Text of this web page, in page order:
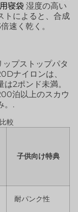
寝袋 湿度の高い
トによると、合成
速く乾く。
プストップパタ
ナイロンは、
2ポンド未満。
泊以上のスカウ
。.
較
子供向け特典
耐パンク性